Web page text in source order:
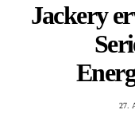
Jackery
27.